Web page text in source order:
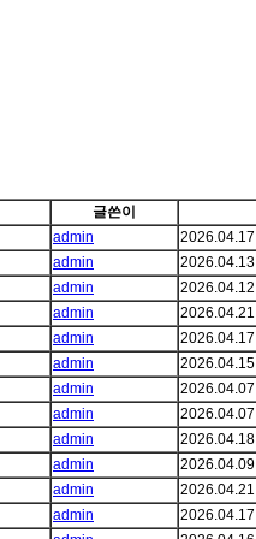
글쓴이
admin 2026.04.17
admin 2026.04.13
admin 2026.04.12
admin 2026.04.21
admin 2026.04.17
admin 2026.04.15
admin 2026.04.07
admin 2026.04.07
admin 2026.04.18
admin 2026.04.09
admin 2026.04.21
admin 2026.04.17